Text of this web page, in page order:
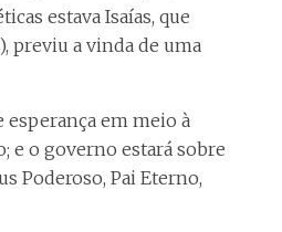
estava Isaías, que
previu a vinda de uma
em meio à
e o governo estará sobre
Poderoso, Pai Eterno,